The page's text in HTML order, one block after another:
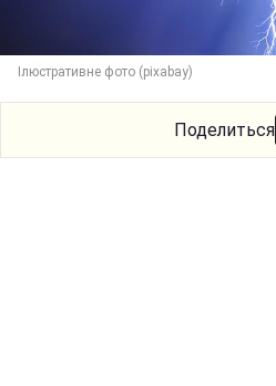
Ілюстративне фото (pixabay)
Поделиться